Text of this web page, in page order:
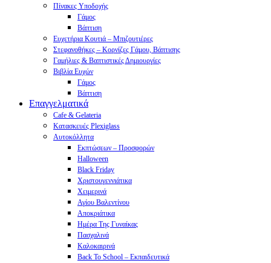
Πίνακες Υποδοχής
Γάμος
Βάπτιση
Ευχετήρια Κουτιά – Μπιζουτιέρες
Στεφανοθήκες – Κορνίζες Γάμου, Βάπτισης
Γαμήλιες & Βαπτιστικές Δημιουργίες
Βιβλία Ευχών
Γάμος
Βάπτιση
Επαγγελματικά
Cafe & Gelateria
Κατασκευές Plexiglass
Αυτοκόλλητα
Εκπτώσεων – Προσφορών
Halloween
Black Friday
Χριστουγεννιάτικα
Χειμερινά
Αγίου Βαλεντίνου
Αποκριάτικα
Ημέρα Της Γυναίκας
Πασχαλινά
Καλοκαιρινά
Back To School – Εκπαιδευτικά